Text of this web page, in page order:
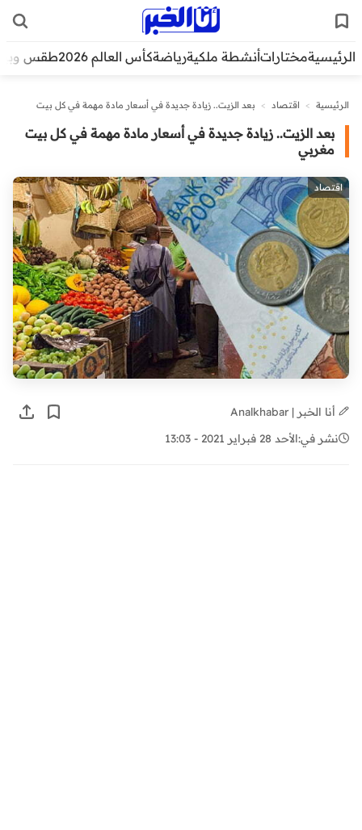
الرئيسيةمختاراتأنشطة ملكيةرياضةكأس العالم 2026 طقس
الرئيسية > اقتصاد >
بعد الزيت.. زيادة جديدة في أسعار مادة مهمة في كل بيت
بعد الزيت.. زيادة جديدة في أسعار مادة مهمة في كل بيت
مغربي
اقتصاد
أنا الخبر | Analkhabar
نشر في:الأحد 28 فبراير 2021 - 13:03